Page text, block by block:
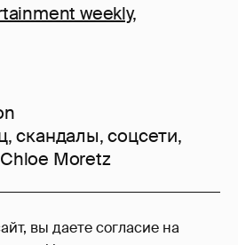
вы даете согласие на
weekly,
,скандалы,соцсети,
Chloe Moretz